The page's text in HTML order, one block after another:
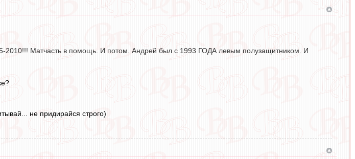
2010!!! Матчасть в помощь. И потом. Андрей был с 1993 ГОДА левым полузащитником. И
не придирайся строго)